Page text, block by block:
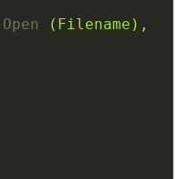
(Filename),